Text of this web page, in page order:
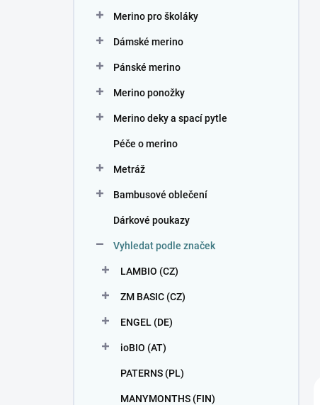
Merino pro školáky
Dámské merino
Pánské merino
Merino ponožky
Merino deky a spací pytle
Péče o merino
Metráž
Bambusové oblečení
Dárkové poukazy
Vyhledat podle značek
LAMBIO (CZ)
ZM BASIC (CZ)
ENGEL (DE)
ioBIO (AT)
PATERNS (PL)
MANYMONTHS (FIN)